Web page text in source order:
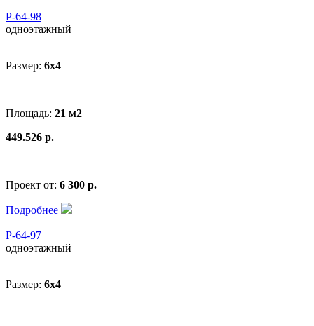
Р-64-98
одноэтажный
Размер: 6x4
Площадь: 21 м2
449.526 р.
Проект от: 6 300 р.
Подробнее
Р-64-97
одноэтажный
Размер: 6x4